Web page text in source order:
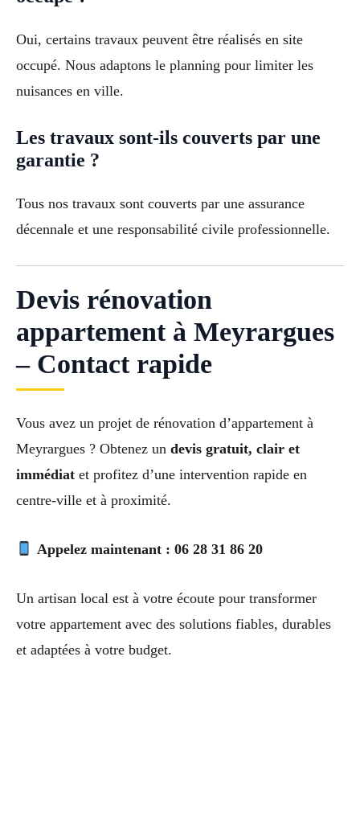
Oui, certains travaux peuvent être réalisés en site
occupé. Nous adaptons le planning pour limiter les
nuisances en ville.
Les travaux sont-ils couverts par une
garantie ?
Tous nos travaux sont couverts par une assurance
décennale et une responsabilité civile professionnelle.
Devis rénovation
appartement à Meyrargues
– Contact rapide
Vous avez un projet de rénovation d’appartement à
Meyrargues ? Obtenez un devis gratuit, clair et
immédiat et profitez d’une intervention rapide en
centre-ville et à proximité.
Appelez maintenant : 06 28 31 86 20
Un artisan local est à votre écoute pour transformer
votre appartement avec des solutions fiables, durables
et adaptées à votre budget.